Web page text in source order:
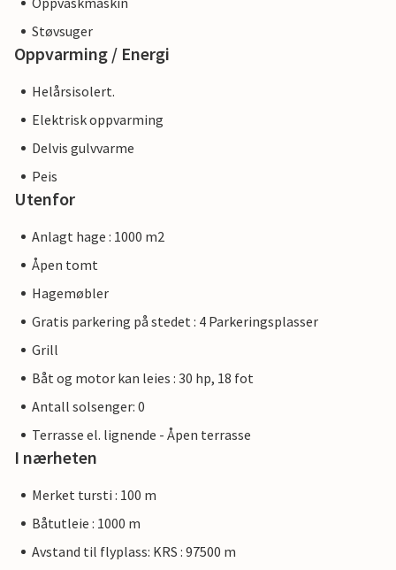
Støvsuger
Oppvarming / Energi
Helårsisolert.
Elektrisk oppvarming
Delvis gulvvarme
Peis
Utenfor
Anlagt hage : 1000 m2
Åpen tomt
Hagemøbler
Gratis parkering på stedet : 4 Parkeringsplasser
Grill
Båt og motor kan leies : 30 hp, 18 fot
Antall solsenger: 0
Terrasse el. lignende - Åpen terrasse
I nærheten
Merket tursti : 100 m
Båtutleie : 1000 m
Avstand til flyplass: KRS : 97500 m